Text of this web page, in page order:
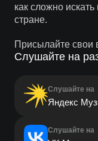
как сложно
стране.
Присылайте свои
Слушайте на
Слушайте на
Яндекс
Слушайте на